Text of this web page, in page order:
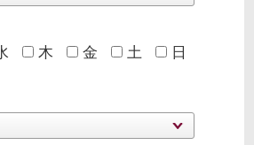
木 金 土 日